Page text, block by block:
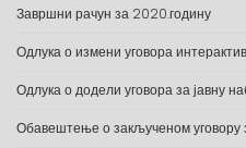
Завршни рачун за 2020.годину
Одлука о измени уговора
Одлука о додели уговора за јавну
Обавештење о закљученом уговору